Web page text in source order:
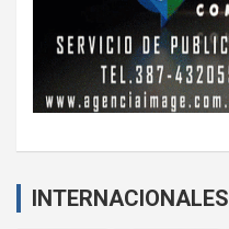
INTERNACIONALES